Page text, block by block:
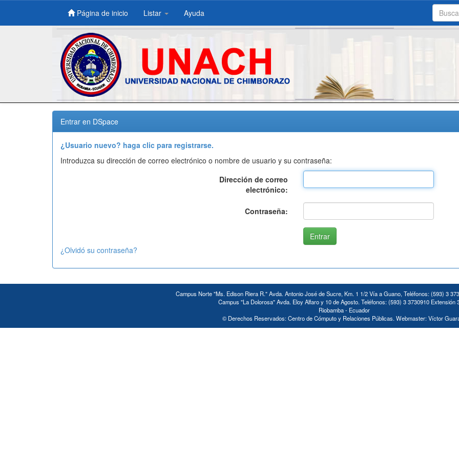
Skip
Página de inicio Listar Ayuda
Entrar en DSpace
¿Usuario nuevo? haga clic para registrarse.
Introduzca su dirección de correo electrónico o nombre de usuario y su contraseña:
Dirección de correo
electrónico:
Contraseña:
¿Olvidó su contraseña?
Campus Norte "Ms. Edison Riera R." Avda. Antonio José de Sucre, Km. 1 1/2 Vía a Guano, Teléfonos: (593) 3
Campus "La Dolorosa" Avda. Eloy Alfaro y 10 de Agosto. Teléfonos: (593) 3 3730910 Extensión
Riobamba - Ecuador
© Derechos Reservados: Centro de Cómputo y Relaciones Públicas. Webmaster: Víctor